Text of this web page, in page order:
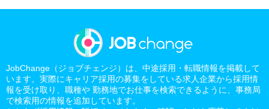
JobChange（ジョブチェンジ）は、中途採用・転職情報を掲載して
います。実際にキャリア採用の募集をしている求人企業から採用情
報を受け取り、職種や 勤務地でお仕事を検索できるように、事務局
で検索用の情報を追加しています。